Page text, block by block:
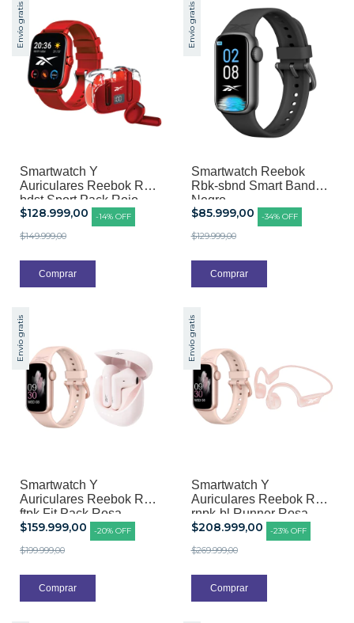
Envío gratis
Smartwatch Y
Auriculares Reebok Rbk-
bdst Sport Pack Rojo
$128.999,00 -14% OFF
$149.999,00
Envío gratis
Smartwatch Reebok
Rbk-sbnd Smart Band
Negro
$85.999,00 -34% OFF
$129.999,00
Envío gratis
Smartwatch Y
Auriculares Reebok Rbk-
ftpk Fit Pack Rosa
$159.999,00 -20% OFF
$199.999,00
Envío gratis
Smartwatch Y
Auriculares Reebok Rbk-
rnpk-bl Runner Rosa
$208.999,00 -23% OFF
$269.999,00